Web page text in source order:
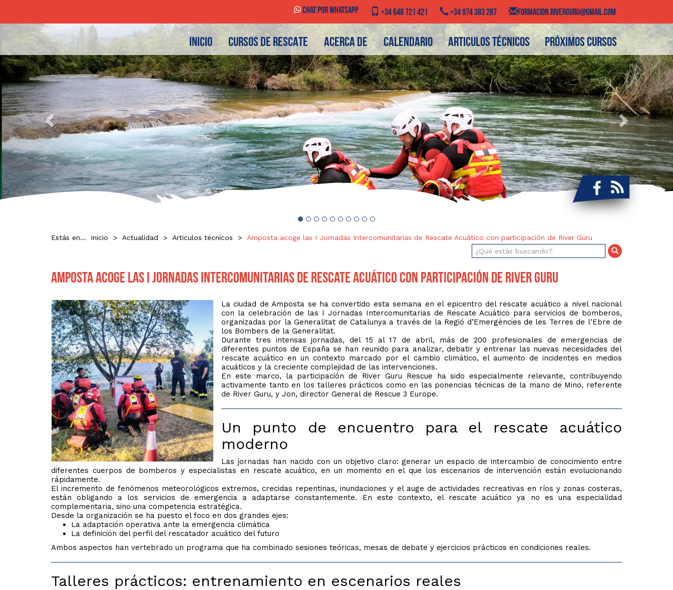
Chat por WhatsApp +34 648 721 421 +34 974 383 287 FORMACION.RIVERGURU@GMAIL.COM
Articulos técnicos Próximos cursos
INICIO CURSOS DE RESCATE ACERCA DE CALENDARIO
Previous Next
Estás en... inicio > Actualidad > Articulos técnicos > Amposta acoge las I Jornadas Intercomunitarias de Rescate Acuático con participación de River Guru
Amposta acoge las I Jornadas Intercomunitarias de Rescate Acuático con participación de River Guru
La ciudad deAmposta se ha convertido esta semana en el epicentro del rescate acuático a nivel nacional
con la celebración de las I Jornadas Intercomunitarias de Rescate Acuático para servicios de bomberos,
organizadas por laGeneralitat de Catalunya a través de la Regió d’Emergències de les Terres de l’Ebre de
los Bombers de la Generalitat.
Durante tres intensas jornadas, del 15 al 17 de abril, más de 200 profesionales de emergencias de
diferentes puntos de España se han reunido para analizar, debatir y entrenar las nuevas necesidades del
rescate acuático en un contexto marcado por el cambio climático, el aumento de incidentes en medios
acuáticos y la creciente complejidad de las intervenciones.
En este marco, la participación de River Guru Rescue ha sido especialmente relevante, contribuyendo
activamente tanto en los talleres prácticos como en las ponencias técnicas de la mano de Mino, referente
de River Guru, y Jon, director General de Rescue 3 Europe.
Un punto de encuentro para el rescate acuático
moderno
Las jornadas han nacido con un objetivo claro: generar un espacio de intercambio de conocimiento entre
diferentes cuerpos de bomberos y especialistas en rescate acuático, en un momento en el que los escenarios de intervención están evolucionando
rápidamente.
El incremento de fenómenos meteorológicos extremos, crecidas repentinas, inundaciones y el auge de actividades recreativas en ríos y zonas costeras,
están obligando a los servicios de emergencia a adaptarse constantemente. En este contexto, el rescate acuático ya no es una especialidad
complementaria, sino una competencia estratégica.
Desde la organización se ha puesto el foco en dos grandes ejes:
La adaptación operativa ante la emergencia climática
La definición del perfil del rescatador acuático del futuro
Ambos aspectos han vertebrado un programa que ha combinado sesiones teóricas, mesas de debate y ejercicios prácticos en condiciones reales.
Talleres prácticos: entrenamiento en escenarios reales